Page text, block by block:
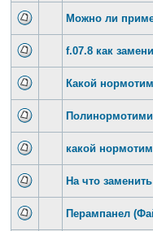
Можно ли
f.07.8 как
Какой
какой
На что
Перампанел